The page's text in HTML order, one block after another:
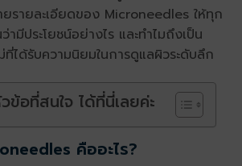
รายละเอียดของ Microneedles ให้ทุก
ามีประโยชน์อย่างไร และทำไมถึงเป็น
ได้รับความนิยมในการดูแลผิวระดับลึก
ข้อที่สนใจ ได้ที่นี่เลยค่ะ
คืออะไร?